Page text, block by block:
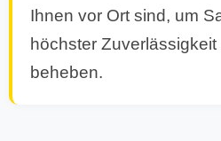
Ihnen vor Ort sind, um
höchster
beheben.